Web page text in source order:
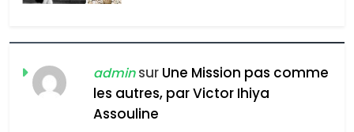
FIÈRE, DIGNE ET RÉSILIENTE :
POURQUOI JE REVENDIQUE
MA JUDAÏTE par Thérèse
Zrihen-Dvir
ISRAÉL JUDAISME
adminsur Une Mission pas comme
les autres, par Victor Ihiya
Assouline